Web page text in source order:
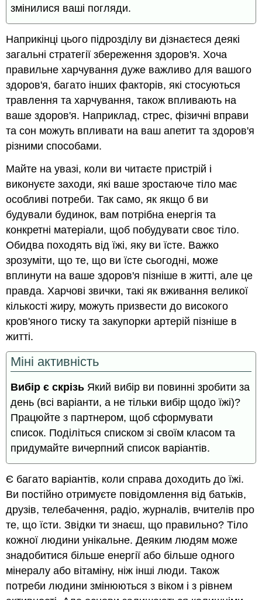
змінилися ваші погляди.
Наприкінці цього підрозділу ви дізнаєтеся деякі
загальні стратегії збереження здоров'я. Хоча
правильне харчування дуже важливо для вашого
здоров'я, багато інших факторів, які стосуються
травлення та харчування, також впливають на
ваше здоров'я. Наприклад, стрес, фізичні вправи
та сон можуть впливати на ваш апетит та здоров'я
різними способами.
Майте на увазі, коли ви читаєте пристрій і
виконуєте заходи, які ваше зростаюче тіло має
особливі потреби. Так само, як якщо б ви
будували будинок, вам потрібна енергія та
конкретні матеріали, щоб побудувати своє тіло.
Обидва походять від їжі, яку ви їсте. Важко
зрозуміти, що те, що ви їсте сьогодні, може
вплинути на ваше здоров'я пізніше в житті, але це
правда. Харчові звички, такі як вживання великої
кількості жиру, можуть призвести до високого
кров'яного тиску та закупорки артерій пізніше в
житті.
Міні активність
Вибір є скрізь Який вибір ви повинні зробити за
день (всі варіанти, а не тільки вибір щодо їжі)?
Працюйте з партнером, щоб сформувати
список. Поділіться списком зі своїм класом та
придумайте вичерпний список варіантів.
Є багато варіантів, коли справа доходить до їжі.
Ви постійно отримуєте повідомлення від батьків,
друзів, телебачення, радіо, журналів, вчителів про
те, що їсти. Звідки ти знаєш, що правильно? Тіло
кожної людини унікальне. Деяким людям може
знадобитися більше енергії або більше одного
мінералу або вітаміну, ніж інші люди. Також
потреби людини змінюються з віком і з рівнем